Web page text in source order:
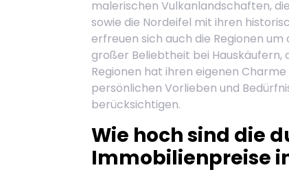
malerischen Vulkanlandschaften,
sowie die Nordeifel mit ihren
erfreuen sich auch die Regionen
großer Beliebtheit bei Hauskäufern,
Regionen hat ihren eigenen
persönlichen Vorlieben und
berücksichtigen.
Wie hoch sind die
Immobilienpreise